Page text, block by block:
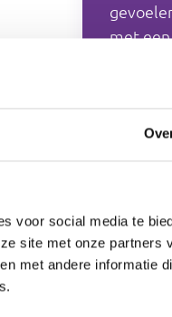
voor social media te
site met onze partners
met andere informatie
met
het
gevoel
denken
vaak
je cliënt
te